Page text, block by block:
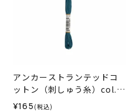
アンカーストランテッドコ
ットン（刺しゅう糸）col.1
068
¥165 (税込)